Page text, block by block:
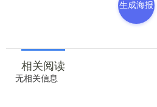
生成海报
相关阅读
无相关信息